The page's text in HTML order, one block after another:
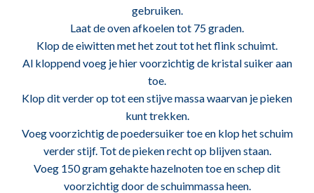
gebruiken.
Laat de oven afkoelen tot 75 graden.
Klop de eiwitten met het zout tot het flink schuimt.
Al kloppend voeg je hier voorzichtig de kristal suiker aan
toe.
Klop dit verder op tot een stijve massa waarvan je pieken
kunt trekken.
Voeg voorzichtig de poedersuiker toe en klop het schuim
verder stijf. Tot de pieken recht op blijven staan.
Voeg 150 gram gehakte hazelnoten toe en schep dit
voorzichtig door de schuimmassa heen.